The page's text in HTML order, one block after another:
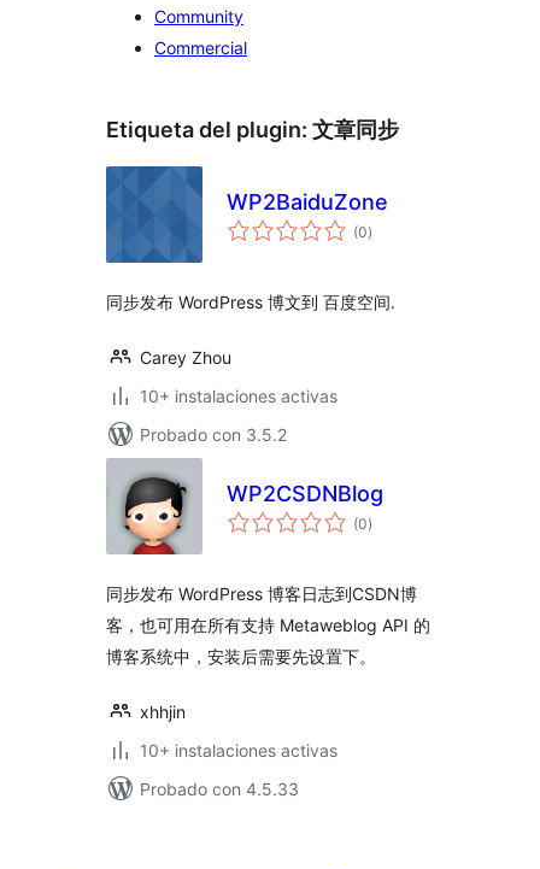
Community
Commercial
Etiqueta del plugin: 文章同步
WP2BaiduZone
(0valoraciones
en
)
同步发布 WordPress 博文到 百度空间.
Carey Zhou
10+ instalaciones activas
Probado con 3.5.2
WP2CSDNBlog
(0valoraciones
en
)
同步发布 WordPress 博客日志到CSDN博
客，也可用在所有支持 Metaweblog API 的
博客系统中，安装后需要先设置下。
xhhjin
10+ instalaciones activas
Probado con 4.5.33